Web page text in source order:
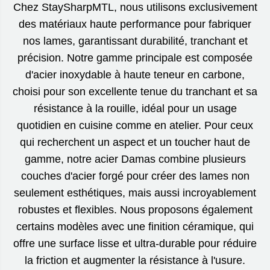
Chez StaySharpMTL, nous utilisons exclusivement
des matériaux haute performance pour fabriquer
nos lames, garantissant durabilité, tranchant et
précision. Notre gamme principale est composée
d'acier inoxydable à haute teneur en carbone,
choisi pour son excellente tenue du tranchant et sa
résistance à la rouille, idéal pour un usage
quotidien en cuisine comme en atelier. Pour ceux
qui recherchent un aspect et un toucher haut de
gamme, notre acier Damas combine plusieurs
couches d'acier forgé pour créer des lames non
seulement esthétiques, mais aussi incroyablement
robustes et flexibles. Nous proposons également
certains modèles avec une finition céramique, qui
offre une surface lisse et ultra-durable pour réduire
la friction et augmenter la résistance à l'usure.